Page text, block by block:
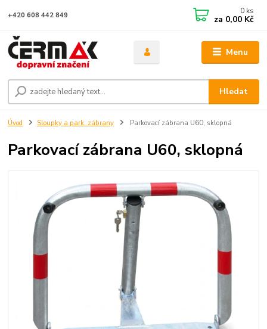
Menu
Hledat
+420 608 442 849 0 ks
za 0,00 Kč
Úvod Sloupky a park. zábrany Parkovací zábrana U60, sklopná
Parkovací zábrana U60, sklopná